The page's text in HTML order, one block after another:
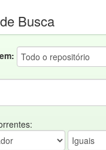
Busca